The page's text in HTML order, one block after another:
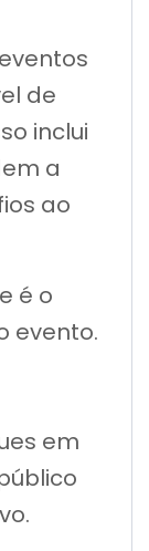
de
inclui
a
ao
é o
evento.
em